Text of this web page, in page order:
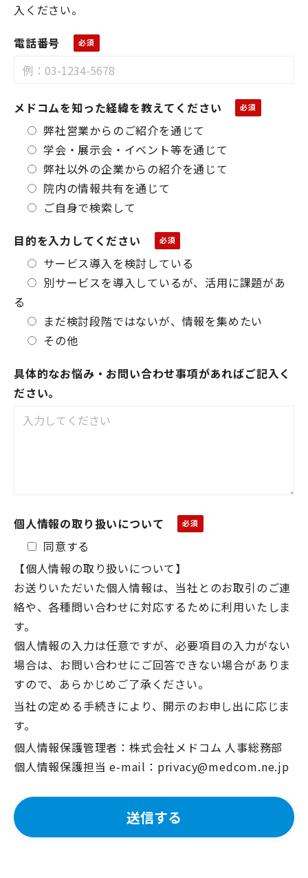
入ください。
電話番号
メドコムを知った経緯を教えてください
弊社営業からのご紹介を通じて
学会・展示会・イベント等を通じて
弊社以外の企業からの紹介を通じて
院内の情報共有を通じて
ご自身で検索して
目的を入力してください
サービス導入を検討している
別サービスを導入しているが、活用に課題があ
る
まだ検討段階ではないが、情報を集めたい
その他
具体的なお悩み・お問い合わせ事項があればご記入く
ださい。
個人情報の取り扱いについて
同意する
【個人情報の取り扱いについて】
お送りいただいた個人情報は、当社とのお取引のご連
絡や、各種問い合わせに対応するために利用いたしま
す。
個人情報の入力は任意ですが、必要項目の入力がない
場合は、お問い合わせにご回答できない場合がありま
すので、 あらかじめご了承ください。
当社の定める手続きにより、開示のお申し出に応じま
す。
個人情報保護管理者：株式会社メドコム 人事総務部
個人情報保護担当 e-mail：privacy@medcom.ne.jp